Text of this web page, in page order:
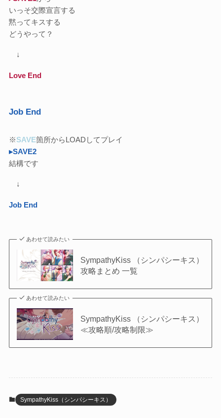
いっそ交際宣言する
黙ってキスする
どうやって？
↓
Love End
Job End
※SAVE箇所からLOADしてプレイ
▸SAVE2
結構です
↓
Job End
あわせて読みたい
SympathyKiss （シンパシーキス）
攻略まとめ 一覧
あわせて読みたい
SympathyKiss （シンパシーキス）
≪攻略順/攻略制限≫
SympathyKiss（シンパシーキス）